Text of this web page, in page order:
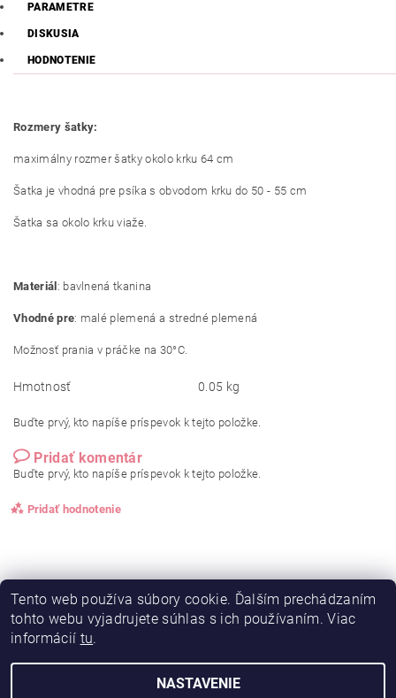
PARAMETRE
DISKUSIA
HODNOTENIE
Rozmery šatky:
maximálny rozmer šatky okolo krku 64 cm
Šatka je vhodná pre psíka s obvodom krku do 50 - 55 cm
Šatka sa okolo krku viaže.
Materiál : bavlnená tkanina
Vhodné pre: malé plemená a stredné plemená
Možnosť prania v práčke na 30°C.
Hmotnosť 0.05 kg
Buďte prvý, kto napíše príspevok k tejto položke.
Pridať komentár
Buďte prvý, kto napíše príspevok k tejto položke.
Pridať hodnotenie
Tento web používa súbory cookie. Ďalším prechádzaním
tohto webu vyjadrujete súhlas s ich používaním. Viac
informácií tu.
NASTAVENIE